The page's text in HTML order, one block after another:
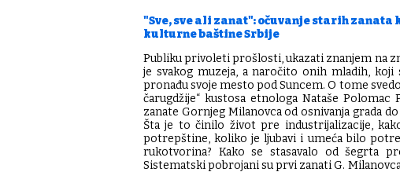
"Sve, sve ali zanat": očuvanje starih zanata
kulturne baštine Srbije
Publiku privoleti prošlosti, ukazati znanjem na
je svakog muzeja, a naročito onih mladih,
pronađu svoje mesto pod Suncem. O tome
čarugdžije“ kustosa etnologa Nataše Polomac
zanate Gornjeg Milanovca od osnivanja grada
Šta je to činilo život pre industrijalizacije,
potrepštine, koliko je ljubavi i umeća bilo
rukotvorina? Kako se stasavalo od šegrta
Sistematski pobrojani su prvi zanati G.